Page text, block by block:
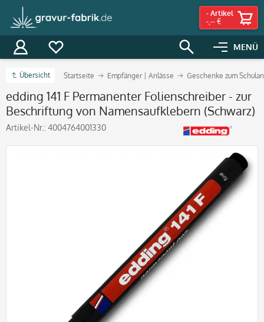
MENÜ
- Artikel
-,-- €
Übersicht Startseite Empfänger | Anlässe Geschenke zum
edding 141 F Permanenter Folienschreiber - zur
Beschriftung von Namensaufklebern (Schwarz)
Artikel-Nr.: 4004764001330